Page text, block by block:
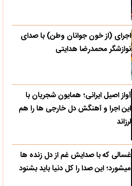
اجرای (از خون جوانان وطن) با صدای
نوازشگر محمدرضا هدایتی
آواز اصیل ایرانی؛ همایون شجریان با
این اجرا و آهنگش دل خارجی ها را هم
لرزاند
غسالی که با صدایش غم از دل زنده ها
میشورد؛ این صدا را کل دنیا باید بشنود